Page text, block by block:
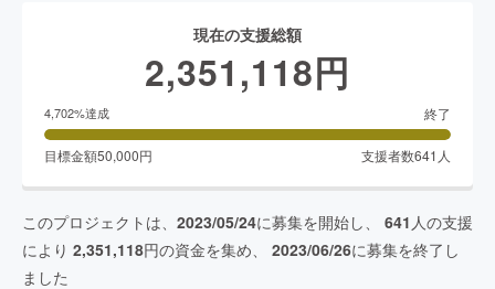
現在の支援総額
2,351,118円
4,702%達成 終了
目標金額50,000円 支援者数641 人
このプロジェクトは、 2023/05/24に募集を開始し、 641 人の支援
により 2,351,118円の資金を集め、 2023/06/26に募集を終了し
ました